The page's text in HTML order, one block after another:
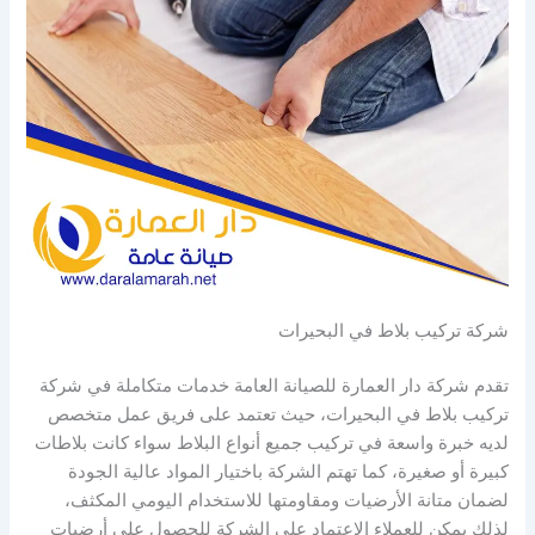
شركة تركيب بلاط في البحيرات
تقدم شركة دار العمارة للصيانة العامة خدمات متكاملة في شركة
تركيب بلاط في البحيرات، حيث تعتمد على فريق عمل متخصص
لديه خبرة واسعة في تركيب جميع أنواع البلاط سواء كانت بلاطات
كبيرة أو صغيرة، كما تهتم الشركة باختيار المواد عالية الجودة
لضمان متانة الأرضيات ومقاومتها للاستخدام اليومي المكثف،
لذلك يمكن للعملاء الاعتماد على الشركة للحصول على أرضيات